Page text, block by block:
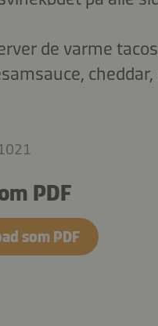
de varme
PDF
som PDF